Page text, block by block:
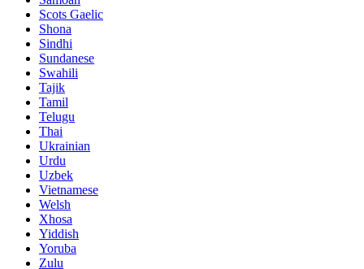
Scots Gaelic
Shona
Sindhi
Sundanese
Swahili
Tajik
Tamil
Telugu
Thai
Ukrainian
Urdu
Uzbek
Vietnamese
Welsh
Xhosa
Yiddish
Yoruba
Zulu